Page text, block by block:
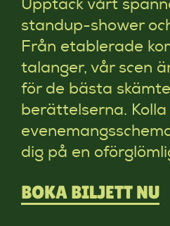
Upptäck vårt
standup-shower
Från etablerade
talanger, vår scen
för de bästa
berättelserna.
dig på en
BOKA BILJETT NU